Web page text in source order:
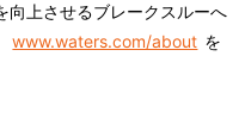
向上させるブレークスルーへ
www.waters.com/about を